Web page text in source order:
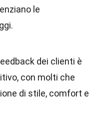
le
dei clienti è
con molti che
di stile, comfort e